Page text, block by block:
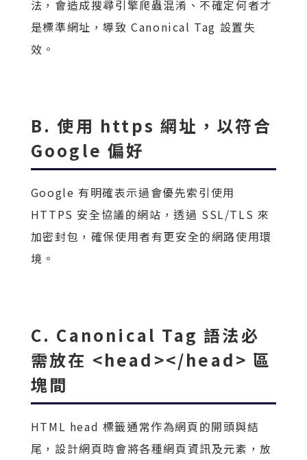
法，會造成搜尋引擎爬蟲混淆、不確定何者才
是標準網址，導致 Canonical Tag 設置失
效。
B. 使用 https 網址，以符合
Google 偏好
Google 有明確表示過會優先索引使用
HTTPS 安全協議的網站，透過 SSL/TLS 來
加密封包，確保使用者有更安全的網路使用環
境。
C. Canonical Tag 語法必
需放在 <head></head> 區
塊間
HTML head 標籤通常作為網頁的開頭與結
尾，設計網頁時會將各種網頁資訊及元素，放